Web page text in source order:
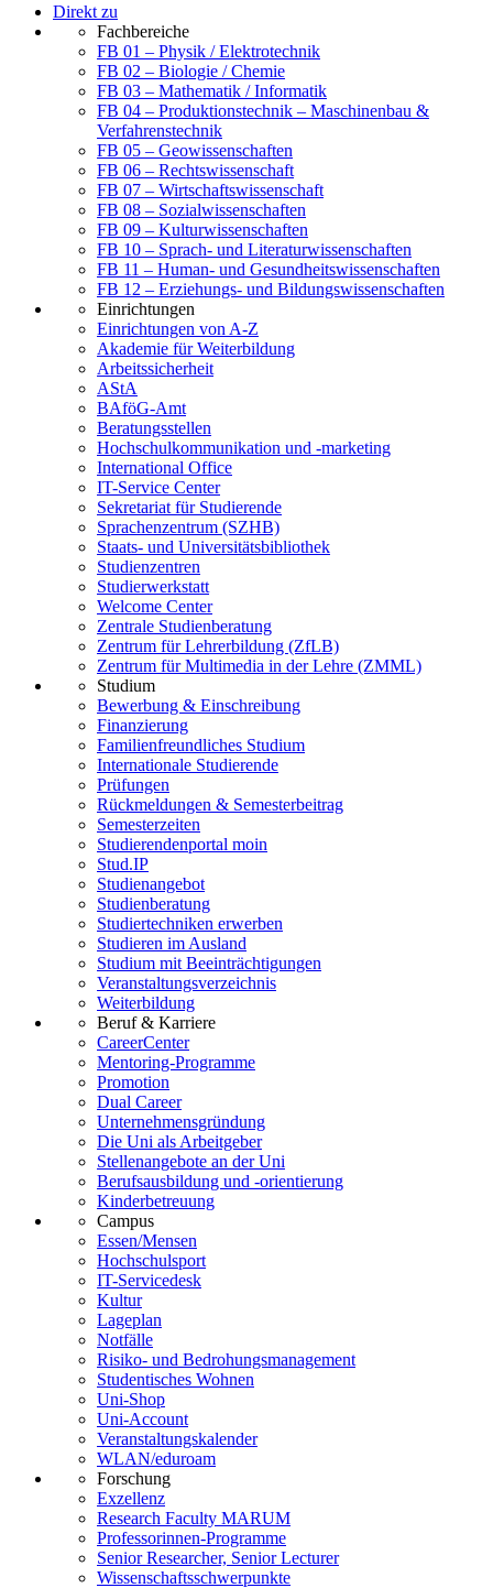
Direkt zu
Fachbereiche
FB 01 – Physik / Elektrotechnik
FB 02 – Biologie / Chemie
FB 03 – Mathematik / Informatik
FB 04 – Produktionstechnik – Maschinenbau &
Verfahrenstechnik
FB 05 – Geowissenschaften
FB 06 – Rechtswissenschaft
FB 07 – Wirtschaftswissenschaft
FB 08 – Sozialwissenschaften
FB 09 – Kulturwissenschaften
FB 10 – Sprach- und Literaturwissenschaften
FB 11 – Human- und Gesundheitswissenschaften
FB 12 – Erziehungs- und Bildungswissenschaften
Einrichtungen
Einrichtungen von A-Z
Akademie für Weiterbildung
Arbeitssicherheit
AStA
BAföG-Amt
Beratungsstellen
Hochschulkommunikation und -marketing
International Office
IT-Service Center
Sekretariat für Studierende
Sprachenzentrum (SZHB)
Staats- und Universitätsbibliothek
Studienzentren
Studierwerkstatt
Welcome Center
Zentrale Studienberatung
Zentrum für Lehrerbildung (ZfLB)
Zentrum für Multimedia in der Lehre (ZMML)
Studium
Bewerbung & Einschreibung
Finanzierung
Familienfreundliches Studium
Internationale Studierende
Prüfungen
Rückmeldungen & Semesterbeitrag
Semesterzeiten
Studierendenportal moin
Stud.IP
Studienangebot
Studienberatung
Studiertechniken erwerben
Studieren im Ausland
Studium mit Beeinträchtigungen
Veranstaltungsverzeichnis
Weiterbildung
Beruf & Karriere
CareerCenter
Mentoring-Programme
Promotion
Dual Career
Unternehmensgründung
Die Uni als Arbeitgeber
Stellenangebote an der Uni
Berufsausbildung und -orientierung
Kinderbetreuung
Campus
Essen/Mensen
Hochschulsport
IT-Servicedesk
Kultur
Lageplan
Notfälle
Risiko- und Bedrohungsmanagement
Studentisches Wohnen
Uni-Shop
Uni-Account
Veranstaltungskalender
WLAN/eduroam
Forschung
Exzellenz
Research Faculty MARUM
Professorinnen-Programme
Senior Researcher, Senior Lecturer
Wissenschaftsschwerpunkte